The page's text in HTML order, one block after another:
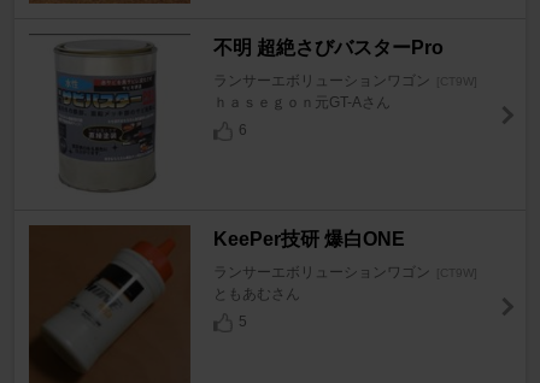
不明 超絶さびバスターPro
ランサーエボリューションワゴン [CT9W]
ｈａｓｅｇｏｎ元GT-Aさん
6
KeePer技研 爆白ONE
ランサーエボリューションワゴン [CT9W]
ともあむさん
5